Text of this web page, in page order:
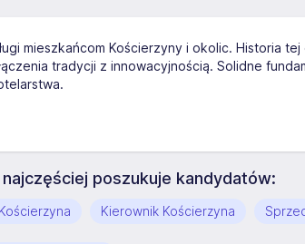
mieszkańcom Kościerzyny i okolic. Historia tej
tradycji z innowacyjnością. Solidne
najczęściej poszukuje kandydatów:
Kierownik Kościerzyna